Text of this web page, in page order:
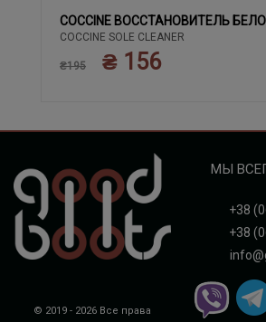
COCCINE ВОССТАНОВИТЕЛЬ
COCCINE SOLE CLEANER
₴195 ₴ 156
© 2019 - 2026 Все права
МЫ
+38
+38